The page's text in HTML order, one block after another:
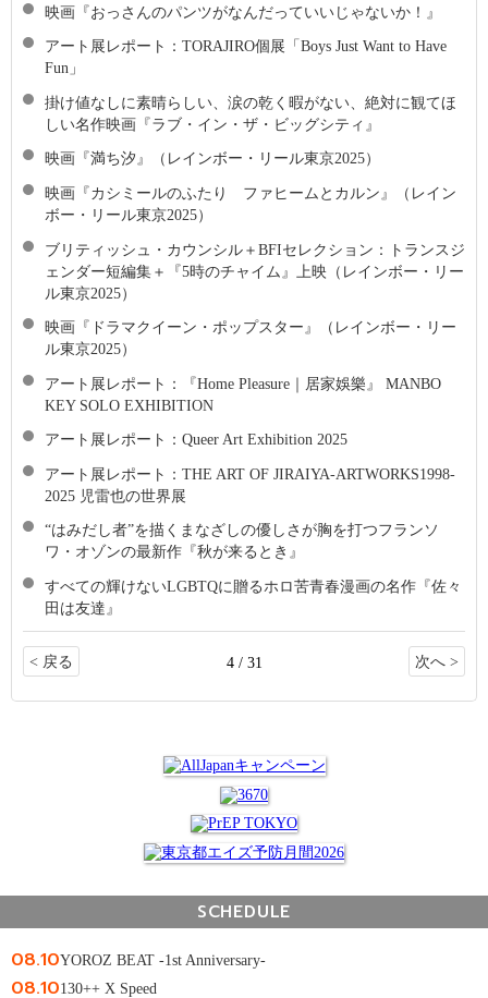
映画『おっさんのパンツがなんだっていいじゃないか！』
アート展レポート：TORAJIRO個展「Boys Just Want to Have
Fun」
掛け値なしに素晴らしい、涙の乾く暇がない、絶対に観てほ
しい名作映画『ラブ・イン・ザ・ビッグシティ』
映画『満ち汐』（レインボー・リール東京2025）
映画『カシミールのふたり ファヒームとカルン』（レイン
ボー・リール東京2025）
ブリティッシュ・カウンシル＋BFIセレクション：トランスジ
ェンダー短編集＋『5時のチャイム』上映（レインボー・リー
ル東京2025）
映画『ドラマクイーン・ポップスター』（レインボー・リー
ル東京2025）
アート展レポート：『Home Pleasure｜居家娛樂』 MANBO
KEY SOLO EXHIBITION
アート展レポート：Queer Art Exhibition 2025
アート展レポート：THE ART OF JIRAIYA-ARTWORKS1998-
2025 児雷也の世界展
“はみだし者”を描くまなざしの優しさが胸を打つフランソ
ワ・オゾンの最新作『秋が来るとき』
すべての輝けないLGBTQに贈るホロ苦青春漫画の名作『佐々
田は友達』
< 戻る 4 / 31 次へ >
SCHEDULE
08.10YOROZ BEAT -1st Anniversary-
08.10130++ X Speed